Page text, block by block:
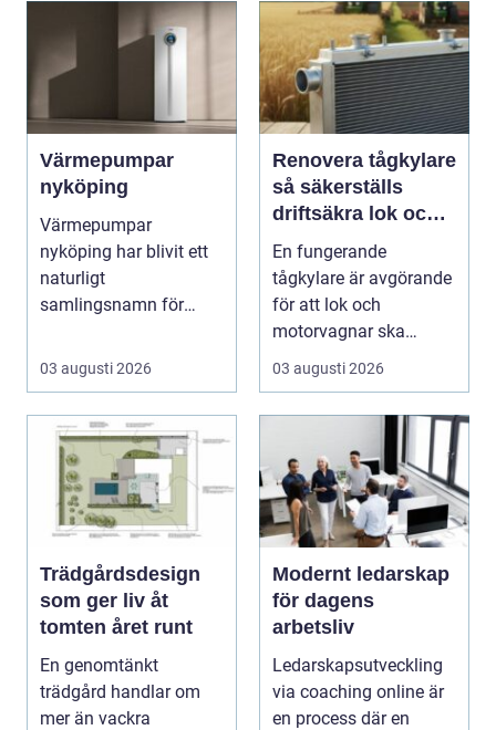
Värmepumpar
nyköping
Värmepumpar
nyköping har blivit ett
naturligt
samlingsnamn för
kombinera lägre ene...
03 augusti 2026
Renovera tågkylare
så säkerställs
driftsäkra lok och
tågsystem
En fungerande
tågkylare är avgörande
för att lok och
motorvagnar ska
kunna leverera pålitlig
drift d...
03 augusti 2026
Trädgårdsdesign
som ger liv åt
tomten året runt
En genomtänkt
trädgård handlar om
mer än vackra
Modernt ledarskap
för dagens
arbetsliv
Ledarskapsutveckling
via coaching online är
en process där en